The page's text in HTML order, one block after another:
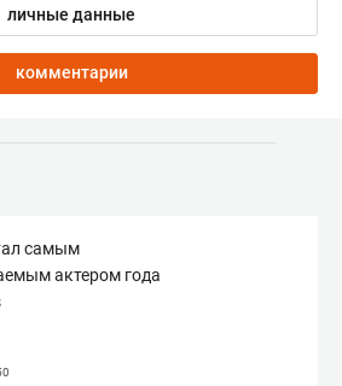
личные данные
комментарии
самым
актером года